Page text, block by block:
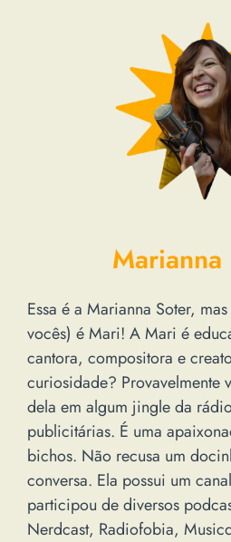
Essa é a Marianna Soter,
vocês) é Mari! A Mari é
cantora, compositora e
curiosidade? Provavelmente
dela em algum jingle da
publicitárias. É uma
bichos. Não recusa um
conversa. Ela possui um
participou de diversos
Nerdcast, Radiofobia,